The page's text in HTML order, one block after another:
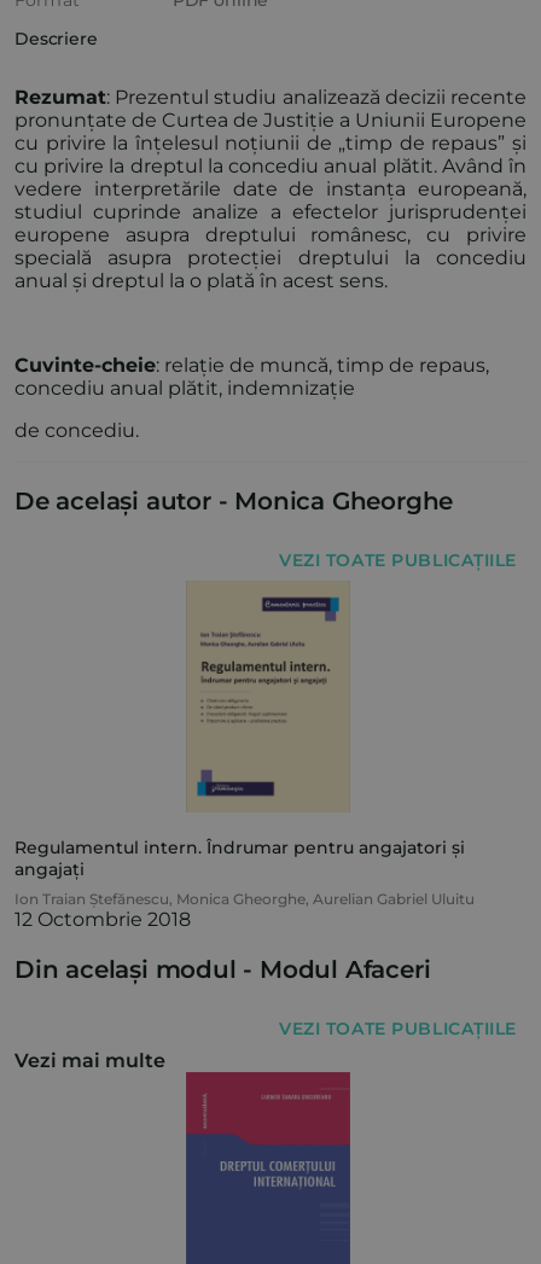
Descriere
Rezumat: Prezentul studiu analizează decizii recente
pronunțate de Curtea de Justiție a Uniunii Europene
cu privire la înțelesul noțiunii de „timp de repaus” și
cu privire la dreptul la concediu anual plătit. Având în
vedere interpretările date de instanța europeană,
studiul cuprinde analize a efectelor jurisprudenței
europene asupra dreptului românesc, cu privire
specială asupra protecției dreptului la concediu
anual și dreptul la o plată în acest sens.
Cuvinte-cheie: relație de muncă, timp de repaus,
concediu anual plătit, indemnizație
de concediu.
De același autor - Monica Gheorghe
VEZI TOATE PUBLICAȚIILE
Regulamentul intern. Îndrumar pentru angajatori și
angajați
Ion Traian Ștefănescu, Monica Gheorghe, Aurelian Gabriel Uluitu
12 Octombrie 2018
Din același modul - Modul Afaceri
VEZI TOATE PUBLICAȚIILE
Vezi mai multe